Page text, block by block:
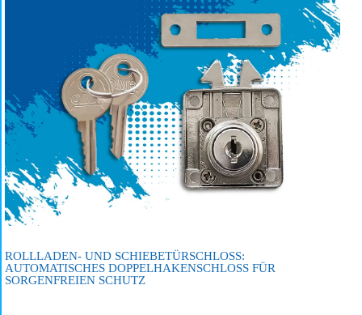
ROLLLADEN- UND SCHIEBETÜRSCHLOSS:
AUTOMATISCHES DOPPELHAKENSCHLOSS FÜR
SORGENFREIEN SCHUTZ